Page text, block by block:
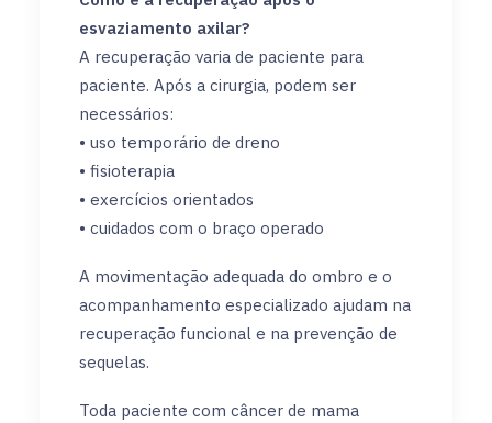
esvaziamento axilar?
A recuperação varia de paciente para
paciente. Após a cirurgia, podem ser
necessários:
• uso temporário de dreno
• fisioterapia
• exercícios orientados
• cuidados com o braço operado
A movimentação adequada do ombro e o
acompanhamento especializado ajudam na
recuperação funcional e na prevenção de
sequelas.
Toda paciente com câncer de mama